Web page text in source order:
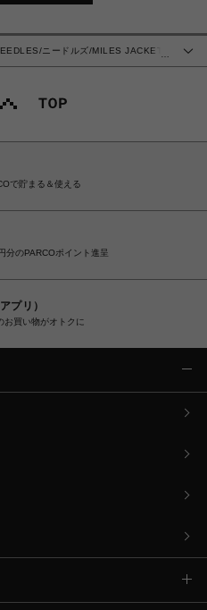
ニードルズ/MILES JACKET -
で貯まる＆使える
分のPARCOポイント進呈
プリ）
お買い物がオトクに